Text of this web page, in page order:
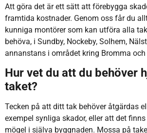
Att göra det är ett sätt att förebygga
framtida kostnader. Genom oss får du
kunniga montörer som kan utföra alla
behöva, i Sundby, Nockeby, Solhem,
annanstans i området kring Bromma och
Hur vet du att du behöver
taket?
Tecken på att ditt tak behöver åtgärdas
exempel synliga skador, eller att det
mögel i själva byggnaden. Mossa på